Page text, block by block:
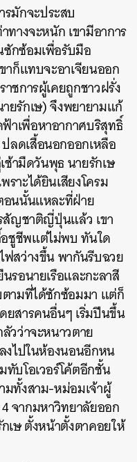
มักจะประสบ
ทางจะหนัก เขามีอาการ
กซ้อมเพื่อรับมือ
าก็แทบจะอาเจียนออก
ชการผู้เคยถูกชาวฝรั่ง
ายรักเษ) จึงพยายามแก้
เพื่อหาอากาศบริสุทธิ์
ลดเสื้อนอกออกเหลือ
ช้ามืดวันพุธ นายรักเษ
าะได้ยินเสียงโครม
อนนั้นแหละที่ฝ่าย
สัญชาติญี่ปุ่นแล้ว เขา
ชูชีพแต่ไม่พบ ทันใด
สว่างขึ้น พากันรีบฉวย
รอนายเรือและกะลาสี
ตามที่ได้ซักซ้อมมา แต่ก็
สารคนอื่นๆ เริ่มปีนขึ้น
วว่าจะหนาวตาย
งไปในห้องนอนอีกหน
บโอเวอร์โค้ตอีกชั้น
ทั้งสาม-หม่อมเจ้าผู้
จากมหาวิทยาลัยออก
เษ ตั้งหน้าตั้งตาคอยให้